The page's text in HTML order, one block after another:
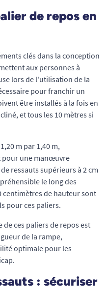
de repos en
clés dans la conception
aux personnes à
lors de l'utilisation de la
pour franchir un
être installés à la fois en
et tous les 10 mètres si
m par 1,40 m,
pour une manœuvre
ressauts supérieurs à 2 cm
le long des
centimètres de hauteur sont
pour ces paliers.
de ces paliers de repos est
de la rampe,
optimale pour les
: sécuriser